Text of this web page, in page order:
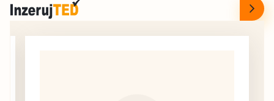
účinností od 8.
srpna informovala
Petrovicku ze